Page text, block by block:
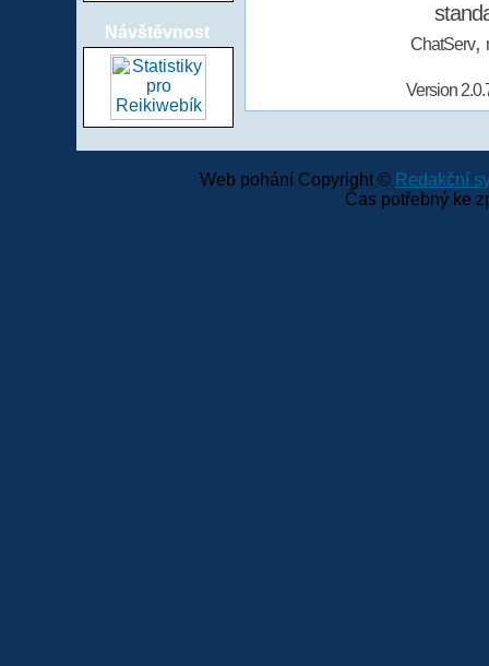
Návštěvnost
ChatServ,
Version
Web pohání Copyright © Redakční
Čas potřebný ke